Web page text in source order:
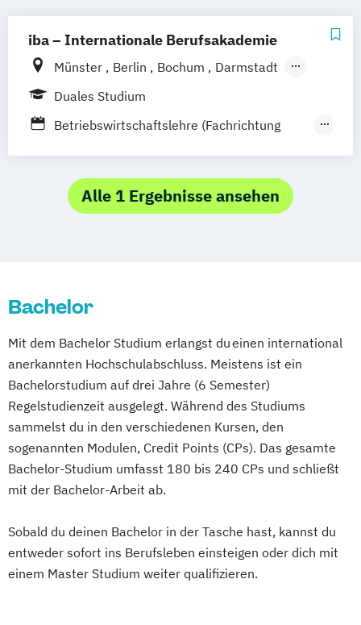
iba – Internationale Berufsakademie
Münster Berlin Bochum
Darmstadt
Erfurt
Hamburg
Online-Campus
Duales Studium
Betriebswirtschaftslehre (Fachrichtung
Hotel- und Tourismusmanagement)
Alle 1 Ergebnisse ansehen
Bachelor
Mit dem Bachelor Studium erlangst du einen international
anerkannten Hochschulabschluss. Meistens ist ein
Bachelorstudium auf drei Jahre (6 Semester)
Regelstudienzeit ausgelegt. Während des Studiums
sammelst du in den verschiedenen Kursen, den
sogenannten Modulen, Credit Points (CPs). Das gesamte
Bachelor-Studium umfasst 180 bis 240 CPs und schließt
mit der Bachelor-Arbeit ab.
Sobald du deinen Bachelor in der Tasche hast, kannst du
entweder sofort ins Berufsleben einsteigen oder dich mit
einem Master Studium weiter qualifizieren.